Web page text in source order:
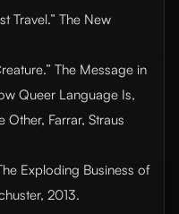
Travel.” The New
The Message in
Queer Language Is,
Farrar, Straus
Exploding Business of
2013.